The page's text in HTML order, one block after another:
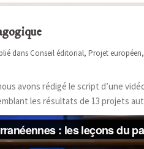
dans Conseil éditorial, Projet européen,
avons rédigé le script d’une
les résultats de 13 projets